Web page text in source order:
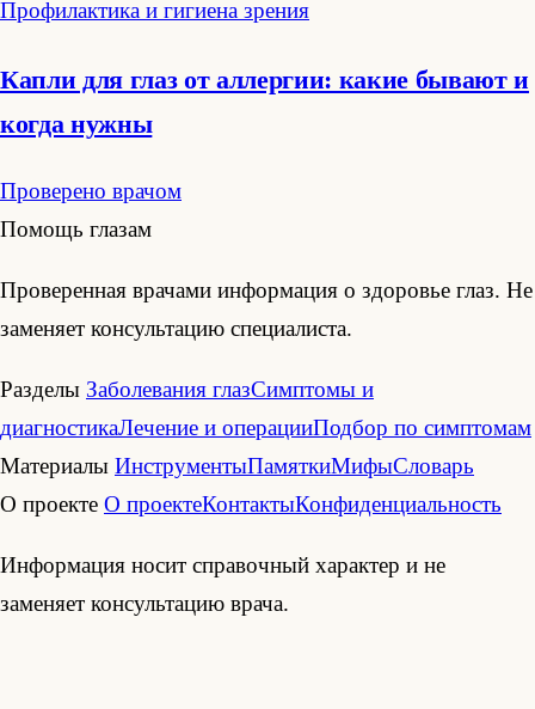
Профилактика и гигиена зрения
Капли для глаз от аллергии: какие бывают и
когда нужны
Проверено врачом
Помощь глазам
Проверенная врачами информация о здоровье глаз. Не
заменяет консультацию специалиста.
Разделы Заболевания глазСимптомы и
диагностикаЛечение и операцииПодбор по симптомам
Материалы ИнструментыПамяткиМифыСловарь
О проекте О проектеКонтактыКонфиденциальность
Информация носит справочный характер и не
заменяет консультацию врача.